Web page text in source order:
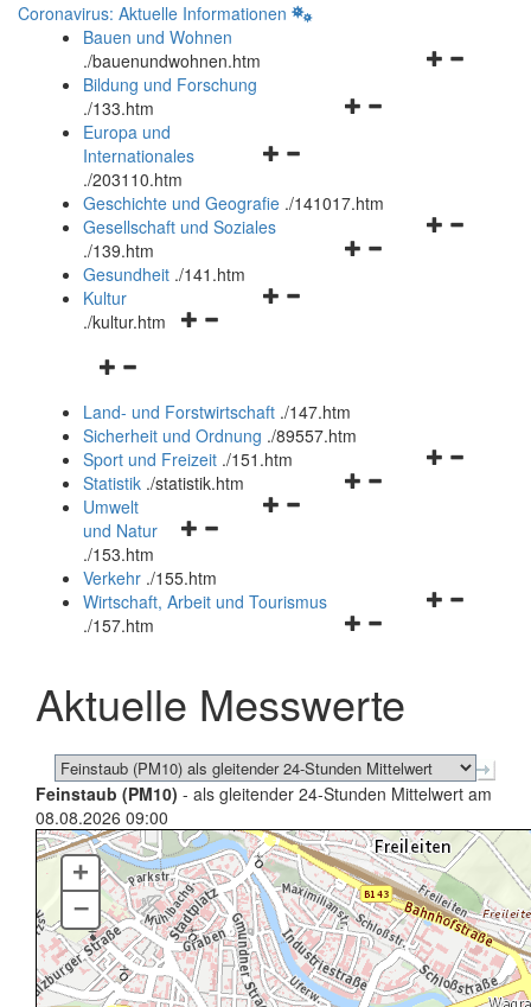
Coronavirus: Aktuelle Informationen
Bauen und Wohnen
./bauenundwohnen.htm
Navigationsmenü
Bildung und Forschung
./133.htm
Navigationsmenü
und
schließen
Europa und
Internationales
./203110.htm
Geschichte und Geografie ./141017.htm
Navigationsmenü
Gesellschaft und Soziales
./139.htm
Navigationsmenü
Gesundheit ./141.htm
Navigationsmenü
Kultur
./kultur.htm
Navigationsmenü
und
schließen
Land- und Forstwirtschaft ./147.htm
Sicherheit und Ordnung ./89557.htm
Navigationsmenü
Sport und Freizeit ./151.htm
Navigationsmenü
Statistik ./statistik.htm
Navigationsmenü
und
schließen
Umwelt
und Natur
./153.htm
Verkehr ./155.htm
Navigationsmenü
schließen
Wirtschaft, Arbeit und Tourismus
./157.htm
Aktuelle Messwerte
Feinstaub (PM10) - als gleitender 24-Stunden Mittelwert am
08.08.2026 09:00
+
–